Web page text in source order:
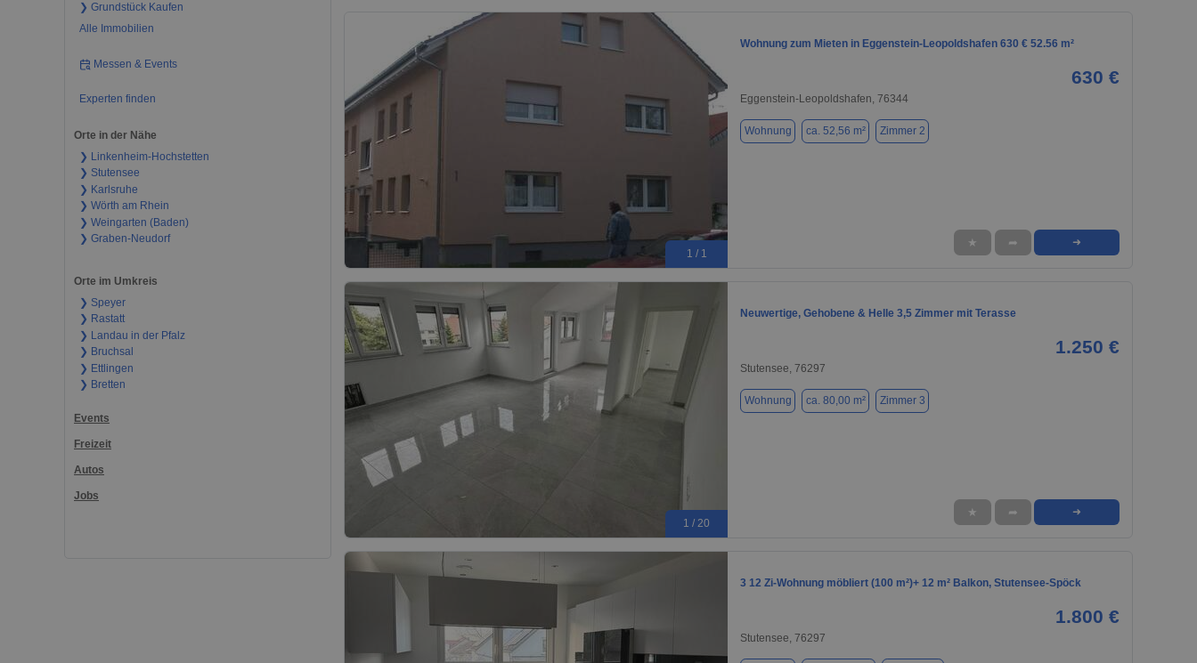
❯ Grundstück Kaufen
Alle Immobilien
Messen & Events
Experten finden
Orte in der Nähe
❯ Linkenheim-Hochstetten
❯ Stutensee
❯ Karlsruhe
❯ Wörth am Rhein
❯ Weingarten (Baden)
❯ Graben-Neudorf
Orte im Umkreis
❯ Speyer
❯ Rastatt
❯ Landau in der Pfalz
❯ Bruchsal
❯ Ettlingen
❯ Bretten
Events
Freizeit
Autos
Jobs
1 / 1
Wohnung zum Mieten in Eggenstein-Leopoldshafen 630 € 52.56 m²
630 €
Eggenstein-Leopoldshafen, 76344
Wohnung ca. 52,56 m² Zimmer 2
★ ➦ ➜
1 / 20
Neuwertige, Gehobene & Helle 3,5 Zimmer mit Terasse
1.250 €
Stutensee, 76297
Wohnung ca. 80,00 m² Zimmer 3
★ ➦ ➜
3 12 Zi-Wohnung möbliert (100 m²)+ 12 m² Balkon, Stutensee-Spöck
1.800 €
Stutensee, 76297